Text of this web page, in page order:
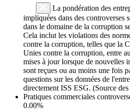
La pondération des
impliquées dans des controverses
dans le domaine de la corruption
Cela inclut les violations des
contre la corruption, telles que la
Unies contre la corruption, entre
mises à jour lorsque de nouvelles
sont reçues ou au moins une fois
questions sur les données de
directement ISS ESG. (Source
Pratiques commerciales
0.00%